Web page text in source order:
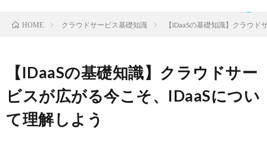
HOME クラウドサービス基礎知識 【IDaaSの基礎知識】クラウ
【IDaaSの基礎知識】クラウドサー
ビスが広がる今こそ、IDaaSについ
て理解しよう